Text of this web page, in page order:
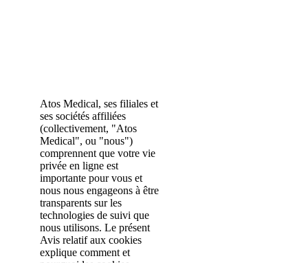
Atos Medical, ses filiales et
ses sociétés affiliées
(collectivement, "Atos
Medical", ou "nous")
comprennent que votre vie
privée en ligne est
importante pour vous et
nous nous engageons à être
transparents sur les
technologies de suivi que
nous utilisons. Le présent
Avis relatif aux cookies
explique comment et